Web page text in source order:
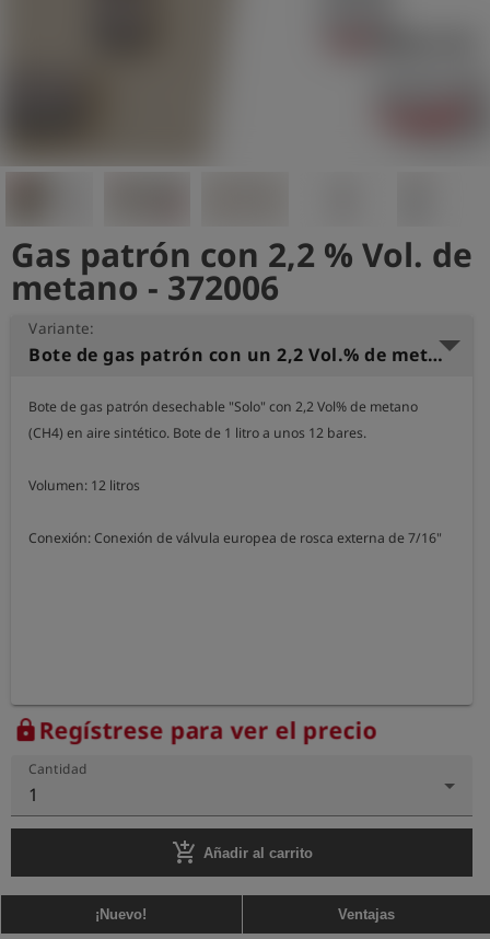
Gas patrón con 2,2 % Vol. de
metano - 372006
Variante:
Bote de gas patrón con un 2,2 Vol.% de metano - Solo 12
Bote de gas patrón desechable "Solo" con 2,2 Vol% de metano
(CH4) en aire sintético. Bote de 1 litro a unos 12 bares.
Volumen: 12 litros
Conexión: Conexión de válvula europea de rosca externa de 7/16"
lock Regístrese para ver el precio
Cantidad
1
add_shopping_cart Añadir al carrito
¡Nuevo! Ventajas